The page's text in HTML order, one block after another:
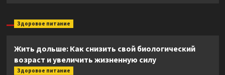
Здоровое питание
Жить дольше: Как снизить свой биологический
возраст и увеличить жизненную силу
Здоровое питание